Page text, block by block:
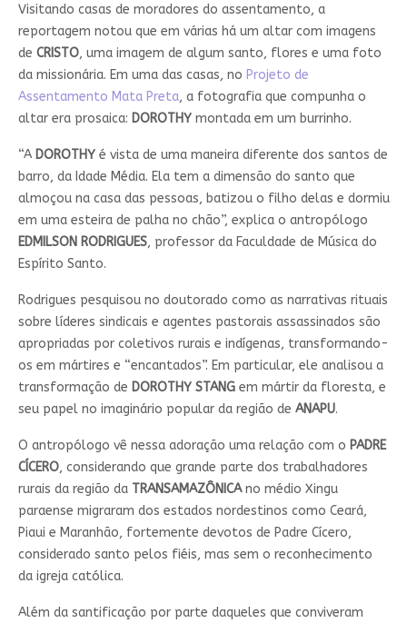
Visitando casas de moradores do assentamento, a
reportagem notou que em várias há um altar com imagens
de CRISTO, uma imagem de algum santo, flores e uma foto
da missionária. Em uma das casas, no Projeto de
Assentamento Mata Preta, a fotografia que compunha o
altar era prosaica: DOROTHYmontada em um burrinho.
“A DOROTHYé vista de uma maneira diferente dos santos de
barro, da Idade Média. Ela tem a dimensão do santo que
almoçou na casa das pessoas, batizou o filho delas e dormiu
em uma esteira de palha no chão”, explica o antropólogo
EDMILSON RODRIGUES, professor da Faculdade de Música do
Espírito Santo.
Rodrigues pesquisou no doutorado como as narrativas rituais
sobre líderes sindicais e agentes pastorais assassinados são
apropriadas por coletivos rurais e indígenas, transformando-
os em mártires e “encantados”. Em particular, ele analisou a
transformação de DOROTHY STANGem mártir da floresta, e
seu papel no imaginário popular da região de ANAPU.
O antropólogo vê nessa adoração uma relação com o PADRE
CÍCERO, considerando que grande parte dos trabalhadores
rurais da região da TRANSAMAZÔNICAno médio Xingu
paraense migraram dos estados nordestinos como Ceará,
Piaui e Maranhão, fortemente devotos de Padre Cícero,
considerado santo pelos fiéis, mas sem o reconhecimento
da igreja católica.
Além da santificação por parte daqueles que conviveram